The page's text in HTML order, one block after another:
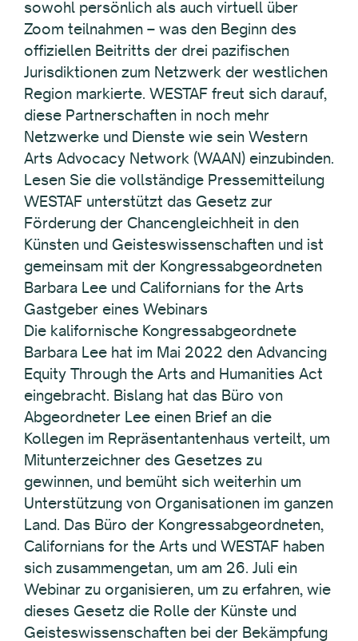
sowohl persönlich als auch virtuell über
Zoom teilnahmen – was den Beginn des
offiziellen Beitritts der drei pazifischen
Jurisdiktionen zum Netzwerk der westlichen
Region markierte. WESTAF freut sich darauf,
diese Partnerschaften in noch mehr
Netzwerke und Dienste wie sein Western
Arts Advocacy Network (WAAN) einzubinden.
Lesen Sie die vollständige Pressemitteilung
WESTAF unterstützt das Gesetz zur
Förderung der Chancengleichheit in den
Künsten und Geisteswissenschaften und ist
gemeinsam mit der Kongressabgeordneten
Barbara Lee und Californians for the Arts
Gastgeber eines Webinars
Die kalifornische Kongressabgeordnete
Barbara Lee hat im Mai 2022 den Advancing
Equity Through the Arts and Humanities Act
eingebracht. Bislang hat das Büro von
Abgeordneter Lee einen Brief an die
Kollegen im Repräsentantenhaus verteilt, um
Mitunterzeichner des Gesetzes zu
gewinnen, und bemüht sich weiterhin um
Unterstützung von Organisationen im ganzen
Land. Das Büro der Kongressabgeordneten,
Californians for the Arts und WESTAF haben
sich zusammengetan, um am 26. Juli ein
Webinar zu organisieren, um zu erfahren, wie
dieses Gesetz die Rolle der Künste und
Geisteswissenschaften bei der Bekämpfung